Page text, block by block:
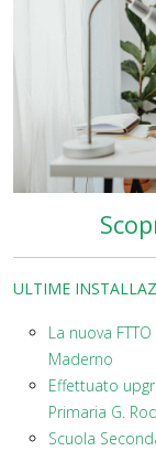
ULTIME
La nuova
Maderno
Effettuato
Primaria G.
Scuola